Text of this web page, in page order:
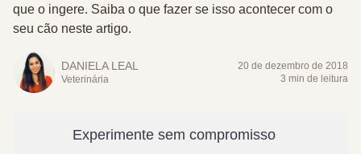
que o ingere. Saiba o que fazer se isso acontecer com o
seu cão neste artigo.
DANIELA LEAL
Veterinária
20 de dezembro de 2018
3 min de leitura
Experimente sem compromisso